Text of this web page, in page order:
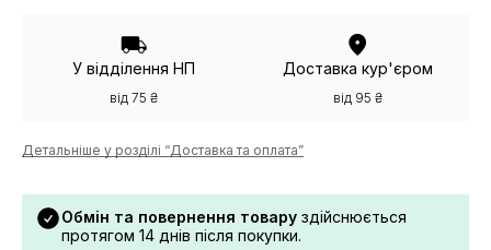
У відділення НП
від 75 ₴
Доставка кур'єром
від 95 ₴
Детальніше у розділі “Доставка та оплата”
Обмін та повернення товару здійснюється
протягом 14 днів після покупки.